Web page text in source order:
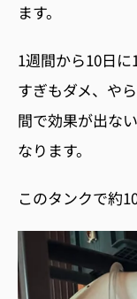
ます。
1週間から10日
すぎもダメ、や
間で効果が出な
なります。
このタンクで約